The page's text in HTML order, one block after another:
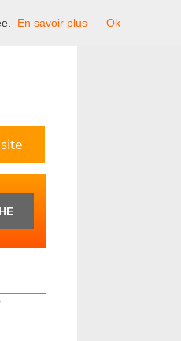
En savoir plus Ok